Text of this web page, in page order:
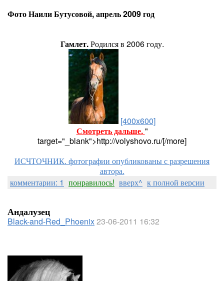
Фото Наили Бутусовой, апрель 2009 год
Гамлет.Родился в 2006 году.
[400x600]
Смотреть дальше."
target="_blank">http://volyshovo.ru/[/more]
ИСЧТОЧНИК. фотографии опубликованы с разрешения
автора.
комментарии: 1 понравилось! вверх^ к полной версии
Андалузец
Black-and-Red_Phoenix23-06-2011 16:32